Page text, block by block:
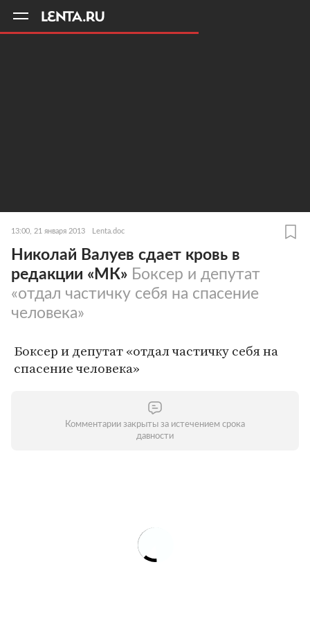
13:00, 21 января 2013 Lenta.doc
Николай Валуев сдает кровь в
редакции «МК» Боксер и депутат
«отдал частичку себя на спасение
человека»
Боксер и депутат «отдал частичку себя на
спасение человека»
Комментарии закрыты за истечением срока
давности